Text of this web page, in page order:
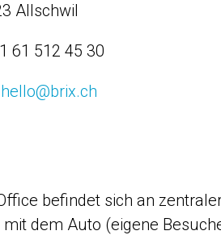
Allschwil
61 512 45 30
hello@brix.ch
befindet sich an
mit dem Auto (eigene